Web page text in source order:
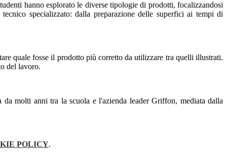
hanno esplorato le diverse tipologie di prodotti, focalizzandosi
specializzato: dalla preparazione delle superfici ai tempi di
quale fosse il prodotto più corretto da utilizzare tra quelli illustrati.
del lavoro.
molti anni tra la scuola e l'azienda leader Griffon, mediata dalla
POLICY.